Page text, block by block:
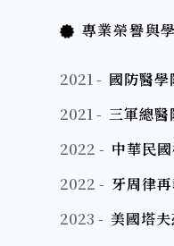
專業榮譽與
2021 - 國防醫學
2021 - 三軍總醫
2022 - 中華民
2022 - 牙周律
2023 - 美國塔